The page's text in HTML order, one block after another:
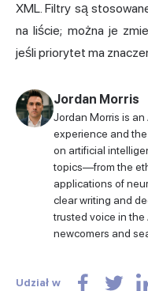
XML. Filtry są
na liście; można je
jeśli priorytet ma
Jordan Morris
Jordan Morris is
experience and
on artificial
topics—from the
applications of
clear writing and
trusted voice in the
newcomers and
Udział w